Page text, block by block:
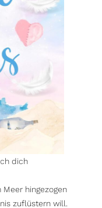
dich
hingezogen
zuflüstern will.